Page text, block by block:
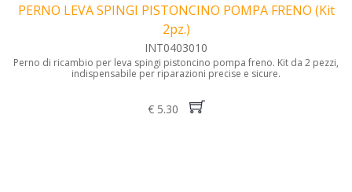
PERNO LEVA SPINGI PISTONCINO POMPA FRENO (Kit
2pz.)
INT0403010
Perno di ricambio per leva spingi pistoncino pompa freno. Kit da 2 pezzi,
indispensabile per riparazioni precise e sicure.
€ 5.30